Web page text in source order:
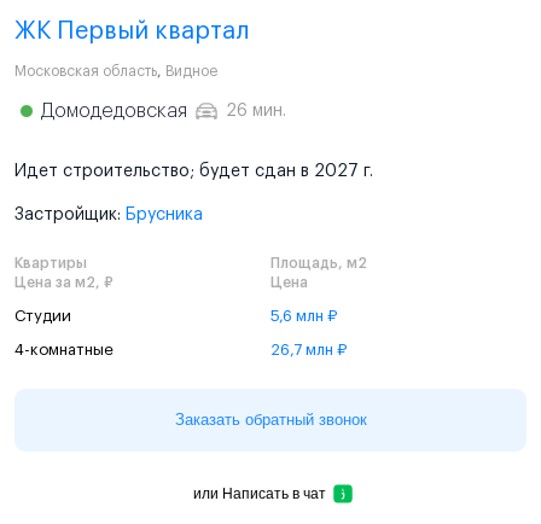
ЖК Первый квартал
Московская область, Видное
Домодедовская 26 мин.
Идет строительство; будет сдан в 2027 г.
Застройщик: Брусника
Квартиры
Площадь, м2
Цена за м2, ₽
Цена
Студии 5,6 млн ₽
4-комнатные 26,7 млн ₽
Заказать обратный звонок
или Написать в чат